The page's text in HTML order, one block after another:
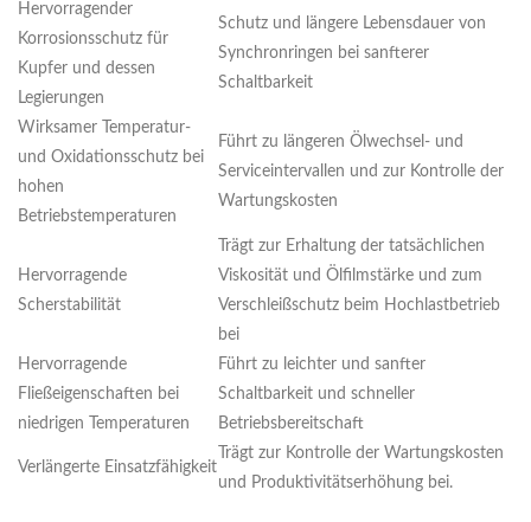
Hervorragender
Korrosionsschutz für
Kupfer und dessen
Legierungen
Schutz und längere Lebensdauer von
Synchronringen bei sanfterer
Schaltbarkeit
Wirksamer Temperatur-
und Oxidationsschutz bei
hohen
Betriebstemperaturen
Führt zu längeren Ölwechsel- und
Serviceintervallen und zur Kontrolle der
Wartungskosten
Hervorragende
Scherstabilität
Trägt zur Erhaltung der tatsächlichen
Viskosität und Ölfilmstärke und zum
Verschleißschutz beim Hochlastbetrieb
bei
Hervorragende
Fließeigenschaften bei
niedrigen Temperaturen
Führt zu leichter und sanfter
Schaltbarkeit und schneller
Betriebsbereitschaft
Verlängerte Einsatzfähigkeit
Trägt zur Kontrolle der Wartungskosten
und Produktivitätserhöhung bei.